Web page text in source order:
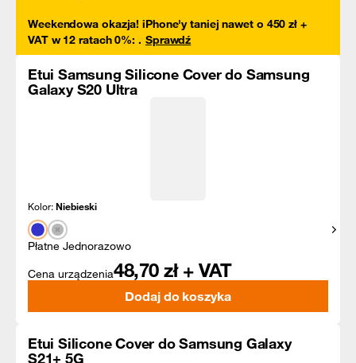
Weekendowa okazja! iPhone'y taniej nawet o 450 zł +
VAT w 12 ratach 0%: . Sprawdź
Etui Samsung Silicone Cover do Samsung
Galaxy S20 Ultra
Kolor:Niebieski
Płatne Jednorazowo
Cena urządzenia48,70 zł + VAT
Dodaj do koszyka
Etui Silicone Cover do Samsung Galaxy
S21+ 5G